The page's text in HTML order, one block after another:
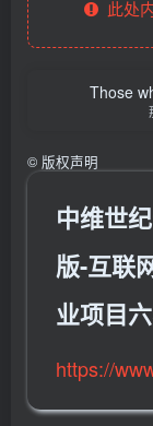
此处
Those
© 版权声明
中维世
版-互联
业项目
https://